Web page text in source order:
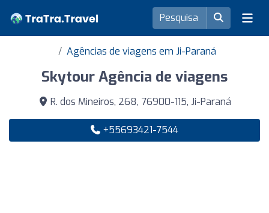
Agências de viagens em Ji-Paraná
Skytour Agência de viagens
R. dos Mineiros, 268, 76900-115, Ji-Paraná
+55693421-7544